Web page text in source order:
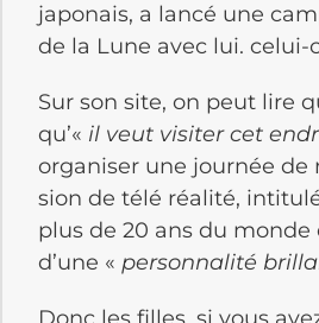
japonais, a lancé une
de la Lune avec lui.
Sur son site, on peut lire
qu’« il veut visi­ter cet
orga­ni­ser une jour­née
sion de télé réalité,
plus de 20 ans du monde
d’une « person­na­lité